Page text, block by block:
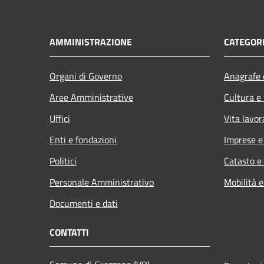
AMMINISTRAZIONE
Organi di Governo
Aree Amministrative
Uffici
Enti e fondazioni
Politici
Personale Amministrativo
Documenti e dati
Cultura
Vita
Imprese
Catasto
Mobilità
CONTATTI